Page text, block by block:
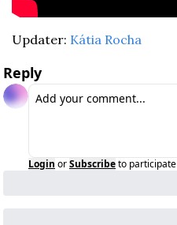
Updater: Kátia Rocha
Reply
Login orSubscribeto participate